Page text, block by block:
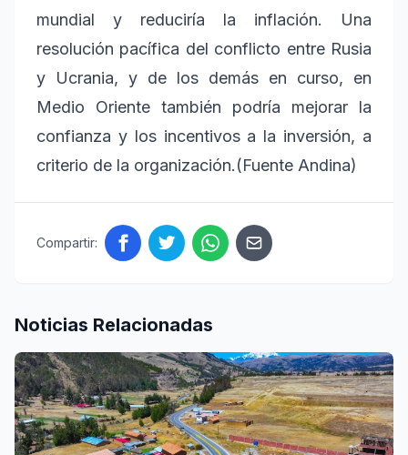
mundial y reduciría la inflación. Una
resolución pacífica del conflicto entre Rusia
y Ucrania, y de los demás en curso, en
Medio Oriente también podría mejorar la
confianza y los incentivos a la inversión, a
criterio de la organización.(Fuente Andina)
Compartir:
Noticias Relacionadas